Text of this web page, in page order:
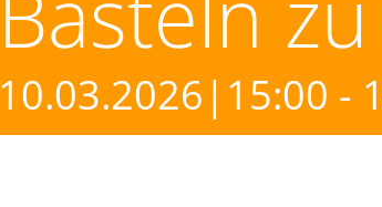
10.03.2026|15:00 -